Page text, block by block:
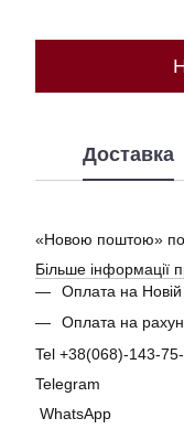
Доставка
«Новою поштою» по
Більше інформації
Оплата на
Оплата на
Tel +38(068)-143-
Telegram
WhatsApp